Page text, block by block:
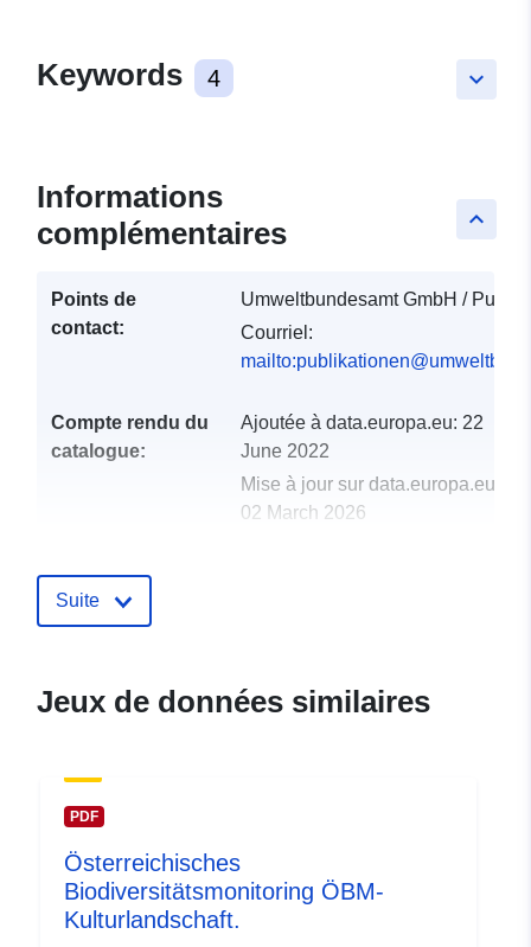
keyboard_arrow_down
Keywords 4
keyboard_arrow_up
Informations
complémentaires
Points de
contact:
Umweltbundesamt GmbH /
Courriel:
Compte rendu du
catalogue:
Ajoutée à data.europa.eu: 22
June 2022
Mise à jour sur data.europa.eu:
02 March 2026
uriRef:
Suite
Jeux de données similaires
PDF
Österreichisches
Biodiversitätsmonitoring ÖBM-
Kulturlandschaft.